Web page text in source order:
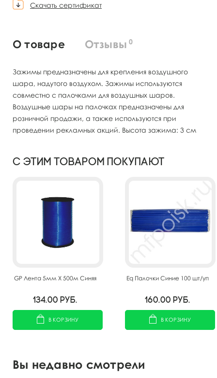
Скачать сертификат
О товаре Отзывы 0
Зажимы предназначены для крепления воздушного
шара, надутого воздухом. Зажимы используются
совместно с палочками для воздушных шаров.
Воздушные шары на палочках предназначены для
розничной продажи, а также используются при
проведении рекламных акций. Высота зажима: 3 см
С этим товаром покупают
GP Лента 5мм X 500м Синяя
134.00 руб.
В КОРЗИНУ
Eq Палочки Синие 100 шт/уп
160.00 руб.
В КОРЗИНУ
Вы недавно смотрели